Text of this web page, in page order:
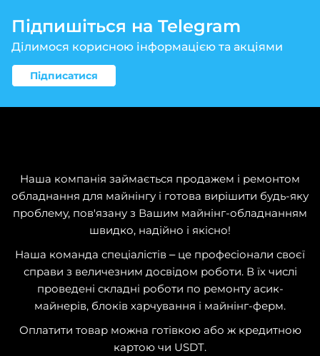
Підпишіться на Telegram
Ділимося корисною інформацією та акціями
Підписатися
Наша компанія займається продажем і ремонтом
обладнання для майнінгу і готова вирішити будь-яку
проблему, пов'язану з Вашим майнінг-обладнанням
швидко, надійно і якісно!
Наша команда спеціалістів – це професіонали своєї
справи з величезним досвідом роботи. В їх числі
проведені складні роботи по ремонту асик-
майнерів, блоків харчування і майнінг-ферм.
Оплатити товар можна готівкою або ж кредитною
картою чи USDT.